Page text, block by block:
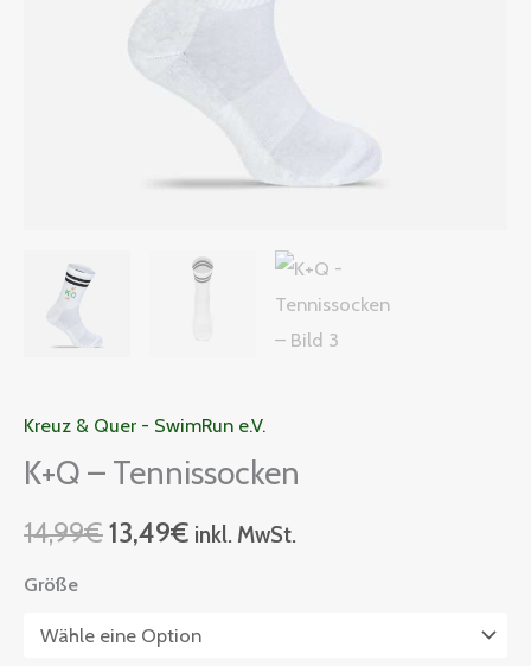
Kreuz & Quer - SwimRun e.V.
K+Q – Tennissocken
14,99€13,49€ inkl. MwSt.
Größe